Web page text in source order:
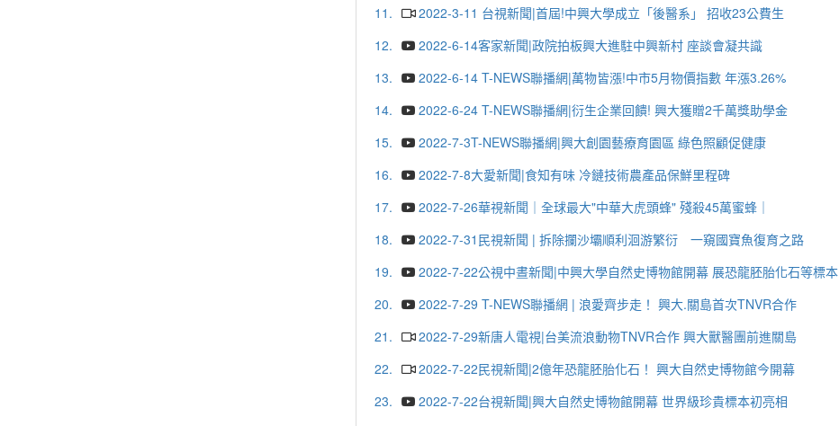
11.
2022-3-11 台視新聞|首屆!中興大學成立「後醫系」 招收23公費生
12.
2022-6-14客家新聞|政院拍板興大進駐中興新村 座談會凝共識
13.
2022-6-14 T-NEWS聯播網|萬物皆漲!中市5月物價指數 年漲3.26%
14.
2022-6-24 T-NEWS聯播網|衍生企業回饋! 興大獲贈2千萬獎助學金
15.
2022-7-3T-NEWS聯播網|興大創園藝療育園區 綠色照顧促健康
16.
2022-7-8大愛新聞|食知有味 冷鏈技術農產品保鮮里程碑
17.
2022-7-26華視新聞｜全球最大"中華大虎頭蜂" 殘殺45萬蜜蜂｜
18.
2022-7-31民視新聞 | 拆除攔沙壩順利洄游繁衍 一窺國寶魚復育之路
19.
2022-7-22公視中晝新聞|中興大學自然史博物館開幕 展恐龍胚胎化石等標本
20.
2022-7-29 T-NEWS聯播網 | 浪愛齊步走！ 興大.關島首次TNVR合作
21.
2022-7-29新唐人電視|台美流浪動物TNVR合作 興大獸醫團前進關島
22.
2022-7-22民視新聞|2億年恐龍胚胎化石！ 興大自然史博物館今開幕
23.
2022-7-22台視新聞|興大自然史博物館開幕 世界級珍貴標本初亮相